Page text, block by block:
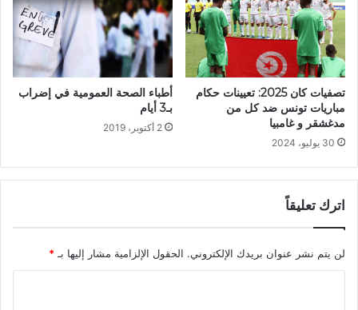
تصفيات كان 2025: تعيينات حكام
مباريات تونس ضد كل من
مدغشقر و غامبيا
30 يوليو، 2024
أطباء الصحة العمومية في إضراب
بـ3 أيام
2 أكتوبر، 2019
اترك تعليقاً
لن يتم نشر عنوان بريدك الإلكتروني. الحقول الإلزامية مشار إليها بـ *